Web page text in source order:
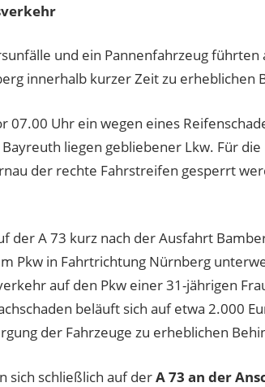
und ein Pannenfahrzeug führten
innerhalb kurzer Zeit zu erheblichen
07.00 Uhr ein wegen eines
liegen gebliebener Lkw. Für
der rechte Fahrstreifen gesperrt
der A 73 kurz nach der Ausfahrt
Pkw in Fahrtrichtung Nürnberg
auf den Pkw einer 31-jährigen
beläuft sich auf etwa 2.000
der Fahrzeuge zu erheblichen
sich schließlich auf derA 73 an der